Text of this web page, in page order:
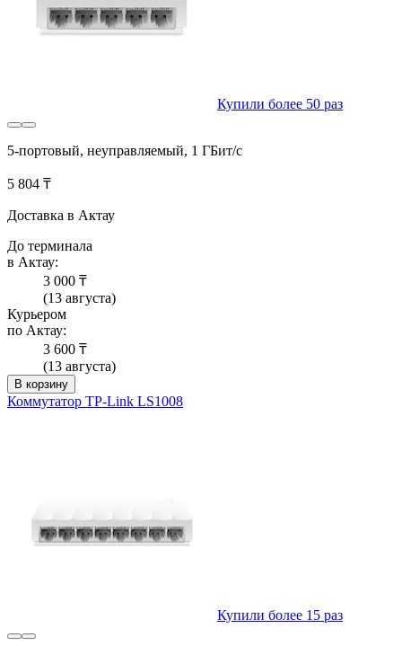
Купили более 50 раз
5-портовый, неуправляемый, 1 ГБит/с
5 804 ₸
Доставка в Актау
До терминала
в Актау:
3 000 ₸
(13 августа)
Курьером
по Актау:
3 600 ₸
(13 августа)
В корзину
Коммутатор TP-Link LS1008
Купили более 15 раз